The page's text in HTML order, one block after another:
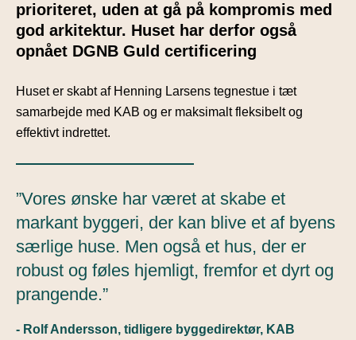
prioriteret, uden at gå på kompromis med
god arkitektur. Huset har derfor også
opnået DGNB Guld certificering
Huset er skabt af Henning Larsens tegnestue i tæt
samarbejde med KAB og er maksimalt fleksibelt og
effektivt indrettet.
”Vores ønske har været at skabe et
markant byggeri, der kan blive et af byens
særlige huse. Men også et hus, der er
robust og føles hjemligt, fremfor et dyrt og
prangende.”
- Rolf Andersson, tidligere byggedirektør, KAB